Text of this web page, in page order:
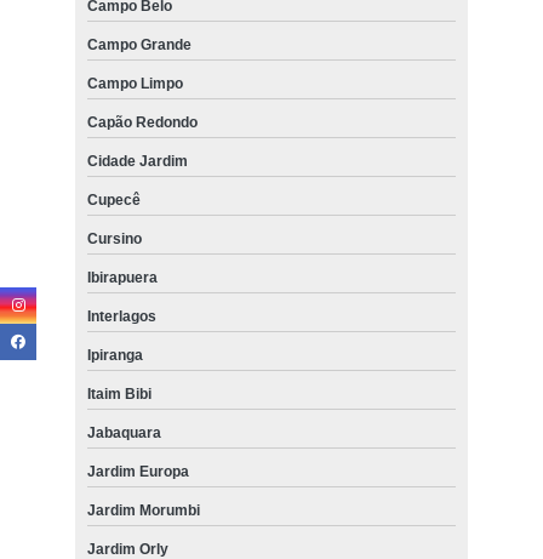
Campo Belo
Campo Grande
Campo Limpo
Capão Redondo
Cidade Jardim
Cupecê
Cursino
Ibirapuera
Interlagos
Ipiranga
Itaim Bibi
Jabaquara
Jardim Europa
Jardim Morumbi
Jardim Orly